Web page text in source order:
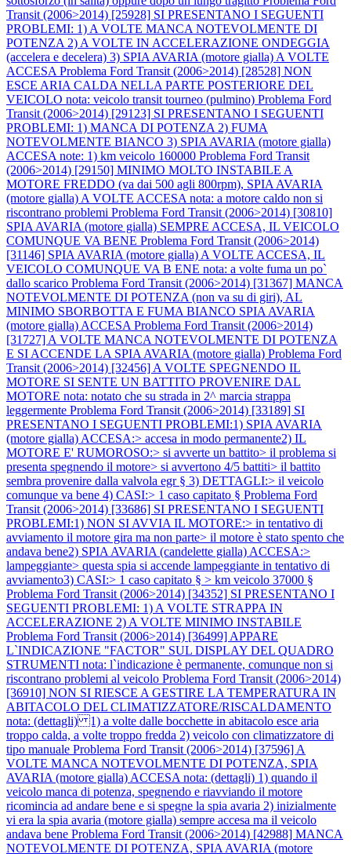
Transit (2006>2014) [25928] SI PRESENTANO I SEGUENTI
PROBLEMI: 1) A VOLTE MANCA NOTEVOLMENTE DI
POTENZA 2) A VOLTE IN ACCELERAZIONE ONDEGGIA
(accelera e decelera) 3) SPIA AVARIA (motore gialla) A VOLTE
ACCESA Problema Ford Transit (2006>2014) [28528] NON
ESCE ARIA CALDA NELLA PARTE POSTERIORE DEL
VEICOLO nota: veicolo transit tourneo (pulmino) Problema Ford
Transit (2006>2014) [29123] SI PRESENTANO I SEGUENTI
PROBLEMI: 1) MANCA DI POTENZA 2) FUMA
NOTEVOLMENTE BIANCO 3) SPIA AVARIA (motore gialla)
ACCESA note: 1) km veicolo 160000 Problema Ford Transit
(2006>2014) [29150] MINIMO MOLTO INSTABILE A
MOTORE FREDDO (va dai 500 agli 800rpm), SPIA AVARIA
(motore gialla) A VOLTE ACCESA nota: a motore caldo non si
riscontrano problemi Problema Ford Transit (2006>2014) [30810]
SPIA AVARIA (motore gialla) SEMPRE ACCESA, IL VEICOLO
COMUNQUE VA BENE Problema Ford Transit (2006>2014)
[31146] SPIA AVARIA (motore gialla) A VOLTE ACCESA, IL
VEICOLO COMUNQUE VA B ENE nota: a volte fuma un po`
dallo scarico Problema Ford Transit (2006>2014) [31367] MANCA
NOTEVOLMENTE DI POTENZA (non va su di giri), AL
MINIMO SBORBOTTA E FUMA BIANCO SPIA AVARIA
(motore gialla) ACCESA Problema Ford Transit (2006>2014)
[31727] A VOLTE MANCA NOTEVOLMENTE DI POTENZA
E SI ACCENDE LA SPIA AVARIA (motore gialla) Problema Ford
Transit (2006>2014) [32456] A VOLTE SPEGNENDO IL
MOTORE SI SENTE UN BATTITO PROVENIRE DAL
MOTORE nota: notato che su strada in 2^ marcia strappa
leggermente Problema Ford Transit (2006>2014) [33189] SI
PRESENTANO I SEGUENTI PROBLEMI:1) SPIA AVARIA
(motore gialla) ACCESA:> accesa in modo permanente2) IL
MOTORE E' RUMOROSO:> si avverte un battito> il problema si
presenta spegnendo il motore> si avvertono 4/5 battiti> il battito
sembra provenire dalla valvola egr § 3) DETTAGLI:> il veicolo
comunque va bene 4) CASI:> 1 caso capitato § Problema Ford
Transit (2006>2014) [33686] SI PRESENTANO I SEGUENTI
PROBLEMI:1) NON SI AVVIA IL MOTORE:> in tentativo di
avviamento il motore gira ma non parte> il motore è stato spento che
andava bene2) SPIA AVARIA (candelette gialla) ACCESA:>
lampeggiante> questa spia si accende lampeggiante in tentativo di
avviamento3) CASI:> 1 caso capitato § > km veicolo 37000 §
Problema Ford Transit (2006>2014) [34352] SI PRESENTANO I
SEGUENTI PROBLEMI: 1) A VOLTE STRAPPA IN
ACCELERAZIONE 2) A VOLTE MINIMO INSTABILE
Problema Ford Transit (2006>2014) [36499] APPARE
L`INDICAZIONE "FACTOR" SUL DISPLAY DEL QUADRO
STRUMENTI nota: l`indicazione è permanente, comunque non si
riscontrano problemi al veicolo Problema Ford Transit (2006>2014)
[36910] NON SI RIESCE A GESTIRE LA TEMPERATURA IN
ABITACOLO DEL CLIMATIZZATORE/RISCALDAMENTO
nota: (dettagli) 1) a volte dalle bocchette in abitacolo esce aria
troppo calda, a volte troppo fredda 2) veicolo con climatizzatore di
tipo manuale Problema Ford Transit (2006>2014) [37596] A
VOLTE MANCA NOTEVOLMENTE DI POTENZA, SPIA
AVARIA (motore gialla) ACCESA nota: (dettagli) 1) quando il
veicolo manca di potenza, spegnendo e riavviando il motore
ricomincia ad andare bene e si spegne la spia avaria 2) inizialmente
vi era la spia avaria (motore gialla) sempre accesa ma il veicolo
andava bene Problema Ford Transit (2006>2014) [42988] MANCA
NOTEVOLMENTE DI POTENZA, SPIA AVARIA (motore